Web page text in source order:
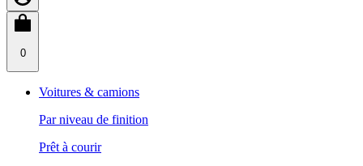
0
Voitures & camions
Par niveau de finition
Prêt à courir